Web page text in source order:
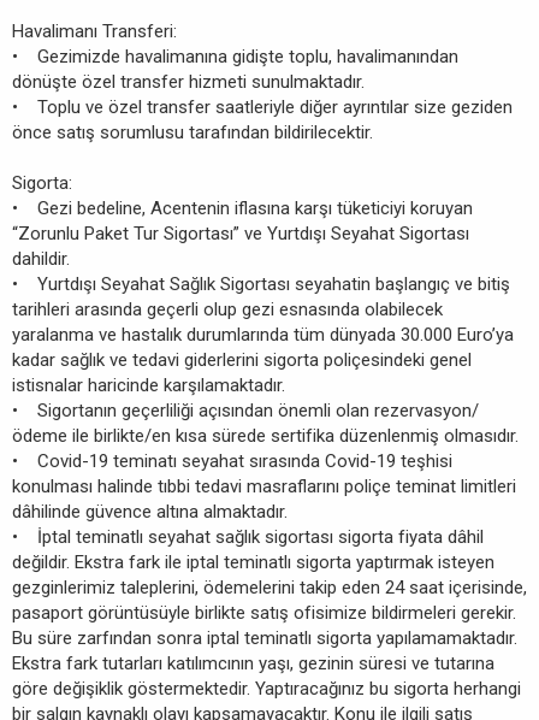
Havalimanı Transferi:
• Gezimizde havalimanına gidişte toplu, havalimanından
dönüşte özel transfer hizmeti sunulmaktadır.
• Toplu ve özel transfer saatleriyle diğer ayrıntılar size geziden
önce satış sorumlusu tarafından bildirilecektir.
Sigorta:
• Gezi bedeline, Acentenin iflasına karşı tüketiciyi koruyan
“Zorunlu Paket Tur Sigortası” ve Yurtdışı Seyahat Sigortası
dahildir.
• Yurtdışı Seyahat Sağlık Sigortası seyahatin başlangıç ve bitiş
tarihleri arasında geçerli olup gezi esnasında olabilecek
yaralanma ve hastalık durumlarında tüm dünyada 30.000 Euro’ya
kadar sağlık ve tedavi giderlerini sigorta poliçesindeki genel
istisnalar haricinde karşılamaktadır.
• Sigortanın geçerliliği açısından önemli olan rezervasyon/
ödeme ile birlikte/en kısa sürede sertifika düzenlenmiş olmasıdır.
• Covid-19 teminatı seyahat sırasında Covid-19 teşhisi
konulması halinde tıbbi tedavi masraflarını poliçe teminat limitleri
dâhilinde güvence altına almaktadır.
• İptal teminatlı seyahat sağlık sigortası sigorta fiyata dâhil
değildir. Ekstra fark ile iptal teminatlı sigorta yaptırmak isteyen
gezginlerimiz taleplerini, ödemelerini takip eden 24 saat içerisinde,
pasaport görüntüsüyle birlikte satış ofisimize bildirmeleri gerekir.
Bu süre zarfından sonra iptal teminatlı sigorta yapılamamaktadır.
Ekstra fark tutarları katılımcının yaşı, gezinin süresi ve tutarına
göre değişiklik göstermektedir. Yaptıracağınız bu sigorta herhangi
bir salgın kaynaklı olayı kapsamayacaktır. Konu ile ilgili satış